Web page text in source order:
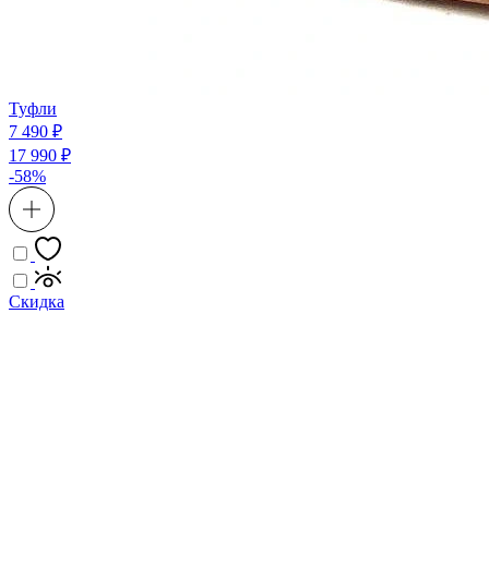
Туфли
7 490 ₽
17 990 ₽
-58%
Скидка